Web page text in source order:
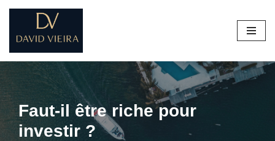
Aller
au
contenu
Faut-il être riche pour
investir ?